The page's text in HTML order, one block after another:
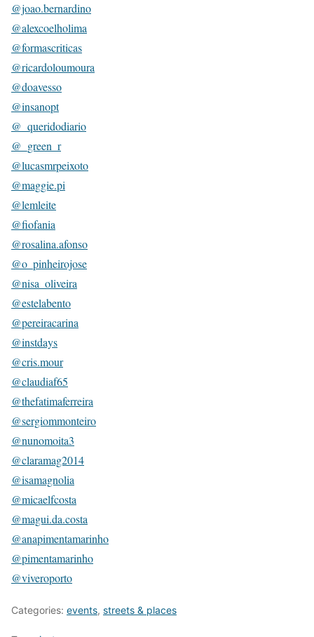
@joao.bernardino
@alexcoelholima
@formascriticas
@ricardoloumoura
@doavesso
@insanopt
@_queridodiario
@_green_r
@lucasmrpeixoto
@maggie.pi
@lemleite
@fiofania
@rosalina.afonso
@o_pinheirojose
@nisa_oliveira
@estelabento
@pereiracarina
@instdays
@cris.mour
@claudiaf65
@thefatimaferreira
@sergiommonteiro
@nunomoita3
@claramag2014
@isamagnolia
@micaelfcosta
@magui.da.costa
@anapimentamarinho
@pimentamarinho
@viveroporto
Categories: events, streets & places